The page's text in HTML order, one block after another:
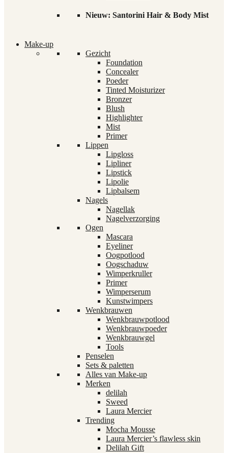
Nieuw: Santorini Hair & Body Mist
Make-up
Gezicht
Foundation
Concealer
Poeder
Tinted Moisturizer
Bronzer
Blush
Highlighter
Mist
Primer
Lippen
Lipgloss
Lipliner
Lipstick
Lipolie
Lipbalsem
Nagels
Nagellak
Nagelverzorging
Ogen
Mascara
Eyeliner
Oogpotlood
Oogschaduw
Wimperkruller
Primer
Wimperserum
Kunstwimpers
Wenkbrauwen
Wenkbrauwpotlood
Wenkbrauwpoeder
Wenkbrauwgel
Tools
Penselen
Sets & paletten
Alles van Make-up
Merken
delilah
Sweed
Laura Mercier
Trending
Mocha Mousse
Laura Mercier’s flawless skin
Delilah Gift